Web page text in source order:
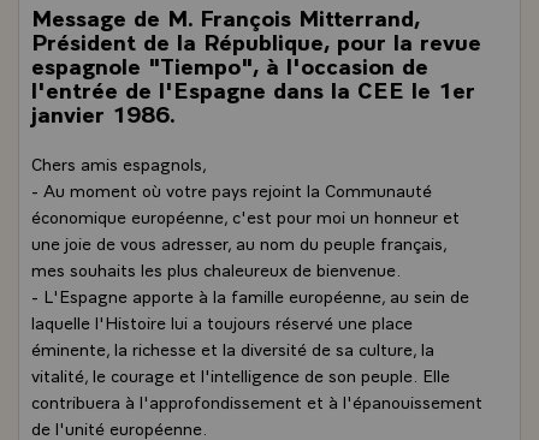
Message de M. François Mitterrand,
Président de la République, pour la revue
espagnole "Tiempo", à l'occasion de
l'entrée de l'Espagne dans la CEE le 1er
janvier 1986.
Chers amis espagnols,
- Au moment où votre pays rejoint la Communauté
économique européenne, c'est pour moi un honneur et
une joie de vous adresser, au nom du peuple français,
mes souhaits les plus chaleureux de bienvenue.
- L'Espagne apporte à la famille européenne, au sein de
laquelle l'Histoire lui a toujours réservé une place
éminente, la richesse et la diversité de sa culture, la
vitalité, le courage et l'intelligence de son peuple. Elle
contribuera à l'approfondissement et à l'épanouissement
de l'unité européenne.